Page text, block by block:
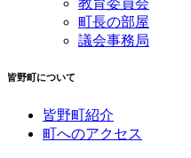
町長の部屋
議会事務局
皆野町について
皆野町紹介
町へのアクセス